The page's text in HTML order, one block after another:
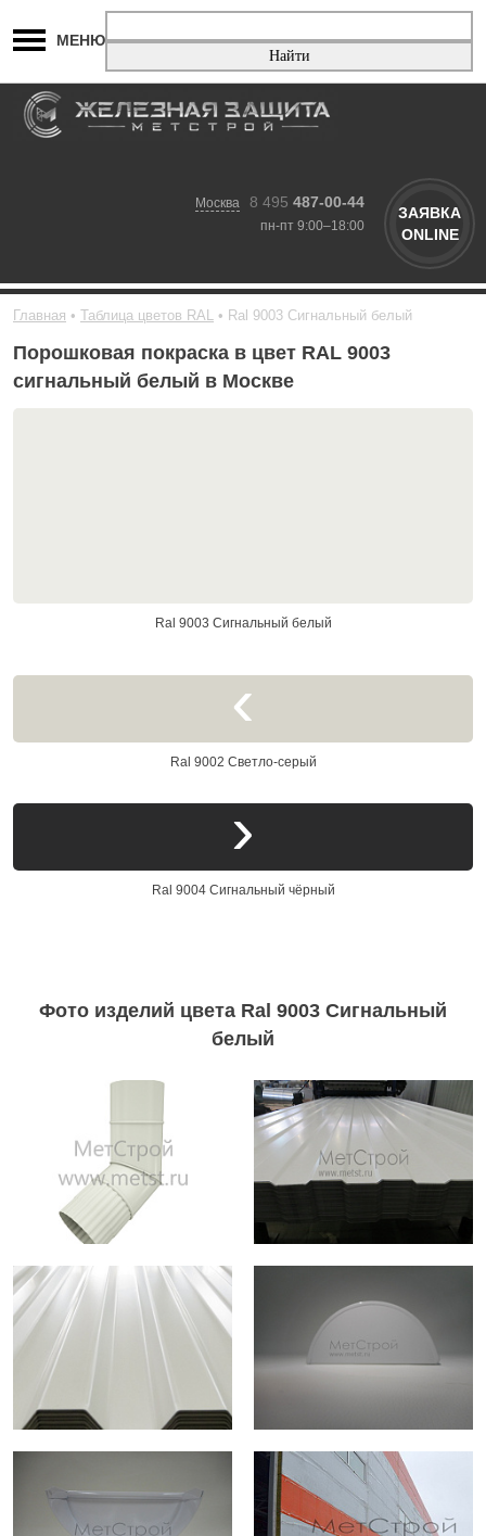
МЕНЮ
Москва 8 495 487-00-44
пн-пт 9:00–18:00
ЗАЯВКА
ONLINE
Главная Таблица цветов RAL Ral 9003 Сигнальный белый
Порошковая покраска в цвет RAL 9003
сигнальный белый в Москве
Ral 9002 Светло-серый
Ral 9003 Сигнальный белый
Ral 9004 Сигнальный чёрный
Фото изделий цвета Ral 9003 Сигнальный
белый